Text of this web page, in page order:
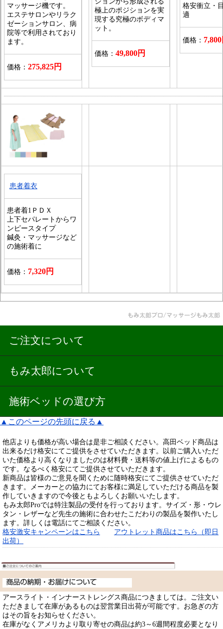
マッサージ機です。
エステサロンやリラク
ゼーションサロン、病
院等で利用されており
ます。
価格： 275,825円
極上のポジションを実
現する究極のボディマ
ット。
価格： 49,800円
格安衝立・
適
価格：
患者着衣
患者着1ＰＤＸ
上下セパレートからワ
ンピースタイプ
鍼灸・マッサージなど
の施術着に
価格： 7,320円
ご注文について
もみ太郎について
施術ベッドの選び方
▲このページの先頭に戻る▲
他店よりも価格が高い場合は是非ご相談ください。高田ベッド商品は
出来るだけ格安にてご提供をさせていただきます。以前ご購入いただ
いた価格より高くなりましたのは材料費・送料等の値上げによるもの
です。なるべく格安にてご提供させていただきます。
新商品は皆様のご意見を聞くために随時格安にてご提供させていただ
きます。メーカーとの協力にてお客様に満足していただける商品を製
作していきますので今後ともよろしくお願いいたします。
もみ太郎Proでは特注製品の受付を行っております。サイズ・形・ウレ
タン・レザーなど先生の施術に合わせたこだわりの製品を製作いたし
ます。詳しくは電話にてご相談ください。
格安激安キャンペーンはこちら
アウトレット商品はこちら（即日
出荷）
アースライト・インナーストレングス商品につきましては。ご注文い
ただきまして在庫があるものは翌営業日出荷が可能です。お急ぎの方
はその旨をお知らせください。
在庫がなくアメリカより取り寄せの商品は約3～6週間程度必要となり